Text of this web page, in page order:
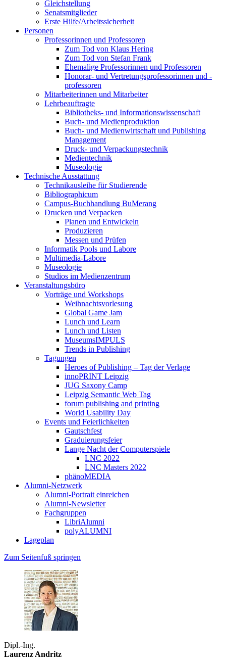
Gleichstellung
Senatsmitglieder
Erste Hilfe/Arbeitssicherheit
Personen
Professorinnen und Professoren
Zum Tod von Klaus Hering
Zum Tod von Stefan Frank
Ehemalige Professorinnen und Professoren
Honorar- und Vertretungsprofessorinnen und -
professoren
Mitarbeiterinnen und Mitarbeiter
Lehrbeauftragte
Bibliotheks- und Informationswissenschaft
Buch- und Medienproduktion
Buch- und Medienwirtschaft und Publishing
Management
Druck- und Verpackungstechnik
Medientechnik
Museologie
Technische Ausstattung
Technikausleihe für Studierende
Bibliographicum
Campus-Buchhandlung BuMerang
Drucken und Verpacken
Planen und Entwickeln
Produzieren
Messen und Prüfen
Informatik Pools und Labore
Multimedia-Labore
Museologie
Studios im Medienzentrum
Veranstaltungsbüro
Vorträge und Workshops
Weihnachtsvorlesung
Global Game Jam
Lunch und Learn
Lunch und Listen
MuseumsIMPULS
Trends in Publishing
Tagungen
Heroes of Publishing – Tag der Verlage
innoPRINT Leipzig
JUG Saxony Camp
Leipzig Semantic Web Tag
forum publishing and printing
World Usability Day
Events und Feierlichkeiten
Gautschfest
Graduierungsfeier
Lange Nacht der Computerspiele
LNC 2022
LNC Masters 2022
phänoMEDIA
Alumni-Netzwerk
Alumni-Portrait einreichen
Alumni-Newsletter
Fachgruppen
LibriAlumni
polyALUMNI
Lageplan
Zum Seitenfuß springen
Dipl.-Ing.
Laurenz Andritz